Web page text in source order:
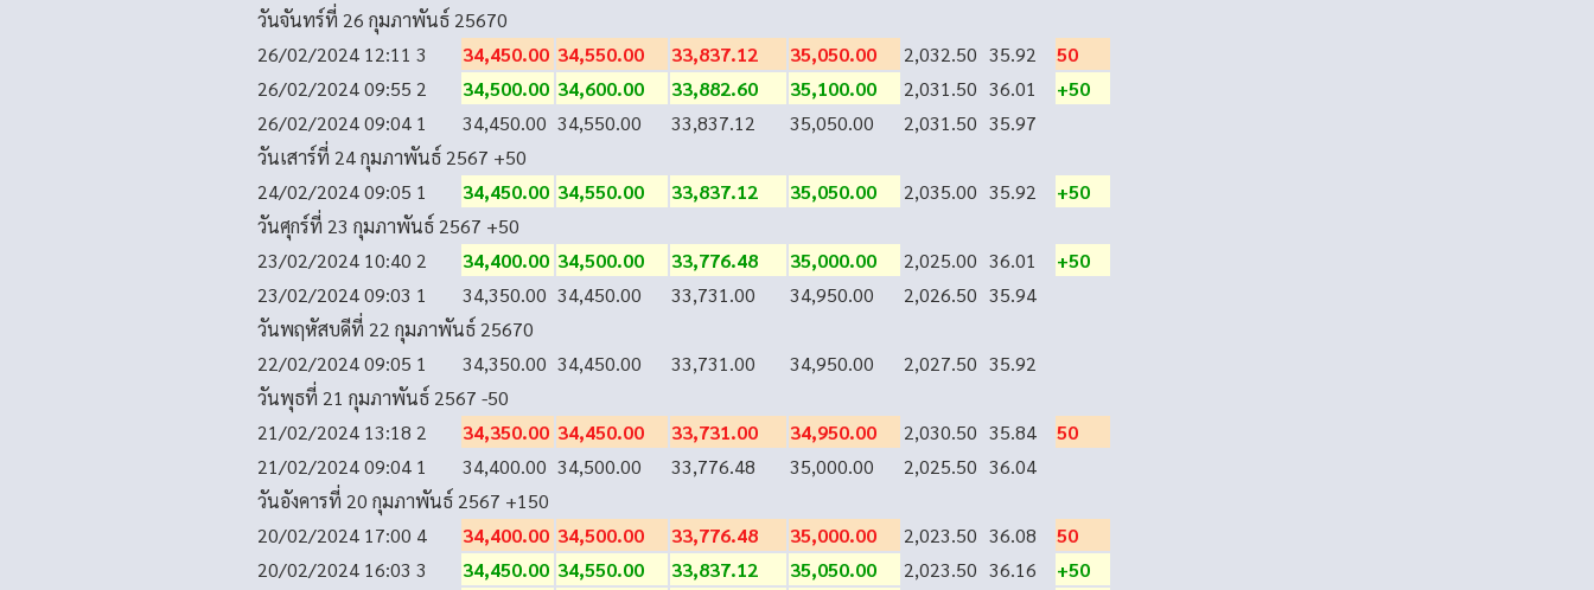
วันจันทร์ที่ 26 กุมภาพันธ์ 25670
26/02/2024 12:11 3 34,450.00 34,550.00 33,837.12 35,050.00 2,032.50 35.92
50
26/02/2024 09:55 2 34,500.00 34,600.00 33,882.60 35,100.00 2,031.50 36.01
+50
26/02/2024 09:04 1 34,450.00 34,550.00 33,837.12 35,050.00 2,031.50 35.97
วันเสาร์ที่ 24 กุมภาพันธ์ 2567 +50
24/02/2024 09:05 1 34,450.00 34,550.00 33,837.12 35,050.00 2,035.00 35.92
+50
วันศุกร์ที่ 23 กุมภาพันธ์ 2567 +50
23/02/2024 10:40 2 34,400.00 34,500.00 33,776.48 35,000.00 2,025.00 36.01
+50
23/02/2024 09:03 1 34,350.00 34,450.00 33,731.00 34,950.00 2,026.50 35.94
วันพฤหัสบดีที่ 22 กุมภาพันธ์ 25670
22/02/2024 09:05 1 34,350.00 34,450.00 33,731.00 34,950.00 2,027.50 35.92
วันพุธที่ 21 กุมภาพันธ์ 2567 -50
21/02/2024 13:18 2 34,350.00 34,450.00 33,731.00 34,950.00 2,030.50 35.84
50
21/02/2024 09:04 1 34,400.00 34,500.00 33,776.48 35,000.00 2,025.50 36.04
วันอังคารที่ 20 กุมภาพันธ์ 2567 +150
20/02/2024 17:00 4 34,400.00 34,500.00 33,776.48 35,000.00 2,023.50 36.08
50
20/02/2024 16:03 3 34,450.00 34,550.00 33,837.12 35,050.00 2,023.50 36.16
+50